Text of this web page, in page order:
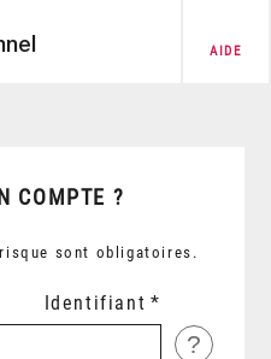
AIDE
COMPTE ?
sont obligatoires.
Identifiant
?